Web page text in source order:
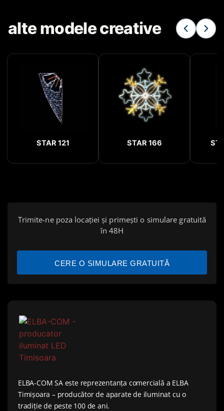
alte modele creative
STAR 121 STAR 166
Trimite-ne poza locației și primești o simulare gratuită
în 48H
CERE O SIMULARE GRATUITĂ
ELBA-COM SA este reprezentanța comercială a ELBA
Timișoara – producător de aparate de iluminat cu o
tradiție de peste 100 de ani.